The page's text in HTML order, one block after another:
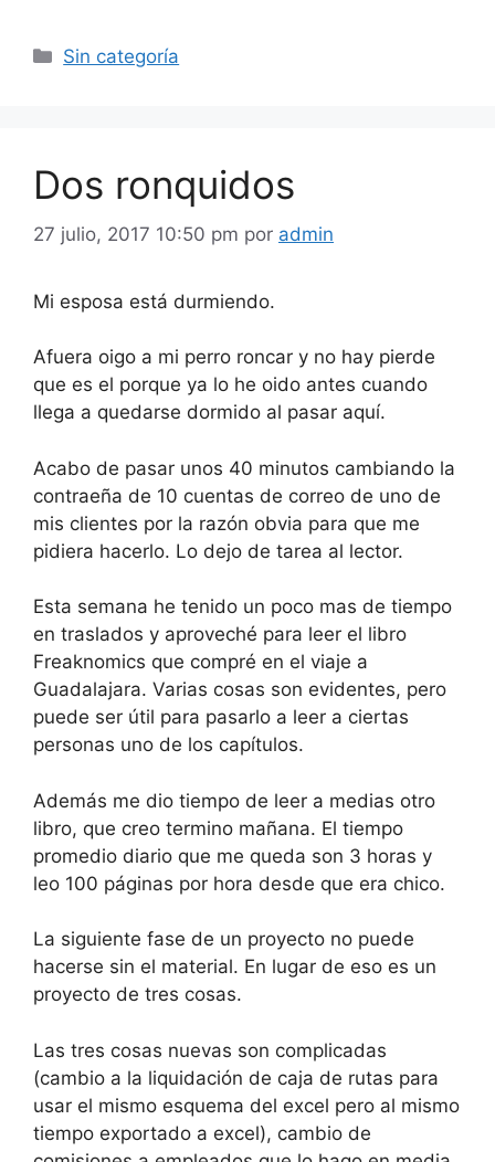
Categorías
Sin categoría
Dos ronquidos
27 julio, 2017 10:50 pm por admin
Mi esposa está durmiendo.
Afuera oigo a mi perro roncar y no hay pierde
que es el porque ya lo he oido antes cuando
llega a quedarse dormido al pasar aquí.
Acabo de pasar unos 40 minutos cambiando la
contraeña de 10 cuentas de correo de uno de
mis clientes por la razón obvia para que me
pidiera hacerlo. Lo dejo de tarea al lector.
Esta semana he tenido un poco mas de tiempo
en traslados y aproveché para leer el libro
Freaknomics que compré en el viaje a
Guadalajara. Varias cosas son evidentes, pero
puede ser útil para pasarlo a leer a ciertas
personas uno de los capítulos.
Además me dio tiempo de leer a medias otro
libro, que creo termino mañana. El tiempo
promedio diario que me queda son 3 horas y
leo 100 páginas por hora desde que era chico.
La siguiente fase de un proyecto no puede
hacerse sin el material. En lugar de eso es un
proyecto de tres cosas.
Las tres cosas nuevas son complicadas
(cambio a la liquidación de caja de rutas para
usar el mismo esquema del excel pero al mismo
tiempo exportado a excel), cambio de